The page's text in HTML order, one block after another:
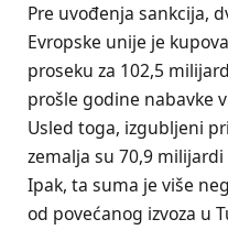
Pre uvođenja sankcija,
Evropske unije je
proseku za 102,5
prošle godine nabavke
Usled toga, izgubljeni
zemalja su 70,9 milijardi
Ipak, ta suma je više
od povećanog izvoza u